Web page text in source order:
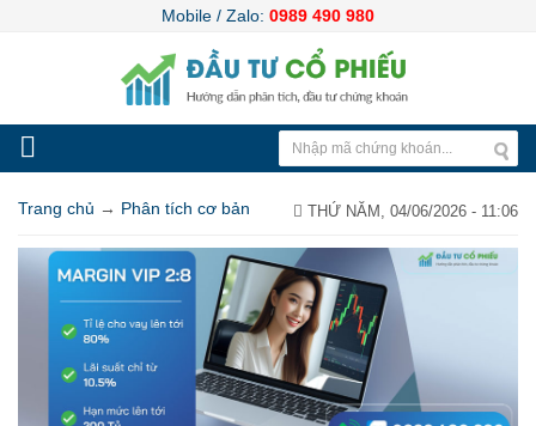
Mobile / Zalo: 0989 490 980
Trang chủ → Phân tích cơ bản THỨ NĂM, 04/06/2026 - 11:06